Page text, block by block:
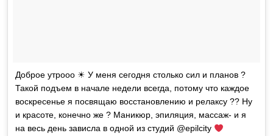
Доброе утрооо ☀ У меня сегодня столько сил и планов ?
Такой подъем в начале недели всегда, потому что каждое
воскресенье я посвящаю восстановлению и релаксу ?? Ну
и красоте, конечно же ? Маникюр, эпиляция, массаж- и я
на весь день зависла в одной из студий @epilcity